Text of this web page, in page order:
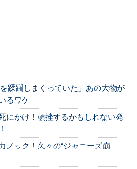
蹂躙しまくっていた」あの大物が
るワケ
にかけ！頓挫するかもしれない発
ノック！久々の“ジャニーズ崩